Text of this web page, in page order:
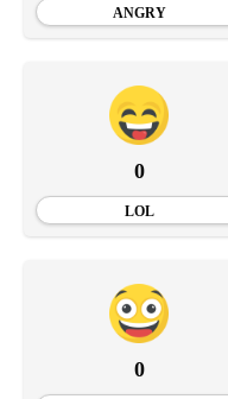
ANGRY
0
LOL
0